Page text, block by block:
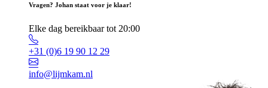
Vragen? Johan staat voor je klaar!
Elke dag bereikbaar tot 20:00
+31 (0)6 19 90 12 29
info@lijmkam.nl